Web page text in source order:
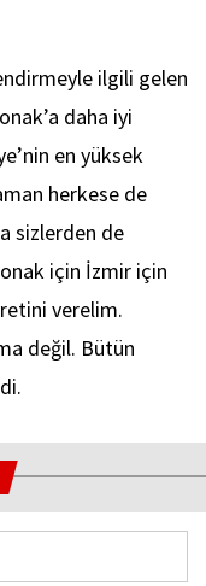
ilgili gelen
daha iyi
en yüksek
herkese de
sizlerden de
için İzmir için
verelim.
değil. Bütün